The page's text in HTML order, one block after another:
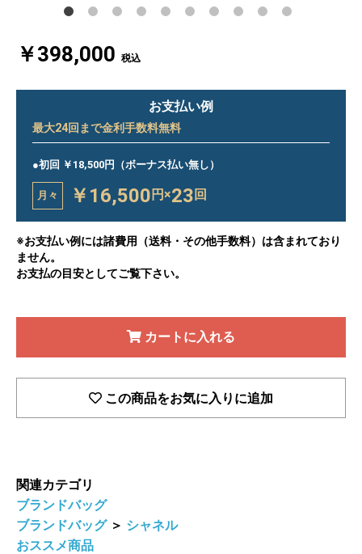
￥398,000 税込
お支払い例
最大24回まで金利手数料無料
●初回 ￥18,500円（ボーナス払い無し）
月々 ￥16,500 円×23 回
※お支払い例には諸費用（送料・その他手数料）は含まれており
ません。
お支払の目安としてご覧下さい。
カートに入れる
この商品をお気に入りに追加
関連カテゴリ
ブランドバッグ
ブランドバッグ ＞ シャネル
おススメ商品